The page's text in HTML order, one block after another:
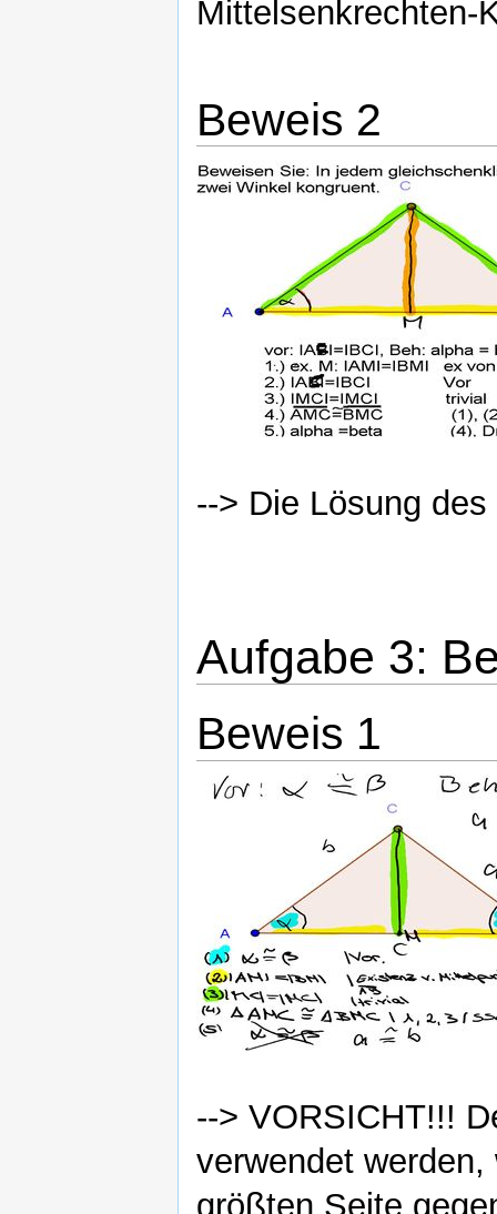
Mittelsenkrechten-
Beweis 2
--> Die Lösung
Aufgabe 3:
Beweis 1
--> VORSICHT!!!
verwendet
größten Seite